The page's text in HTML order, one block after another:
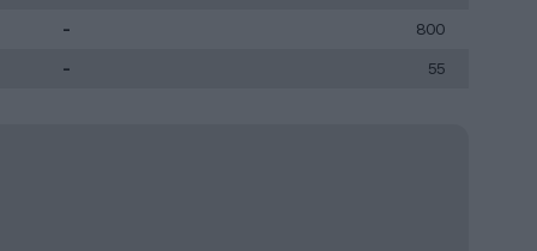
-
-
800
55